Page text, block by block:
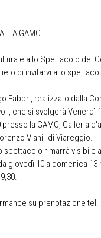
GAMC
e allo Spettacolo del
di invitarvi allo
Fabbri, realizzato dalla
che si svolgerà Venerdì
presso la GAMC, Galleria
Viani" di Viareggio.
spettacolo rimarrà visibile
giovedì 10 a domenica 13
su prenotazione tel.